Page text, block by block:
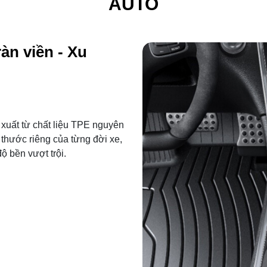
viền - Xu
từ chất liệu TPE nguyên
riêng của từng đời xe,
bền vượt trội.